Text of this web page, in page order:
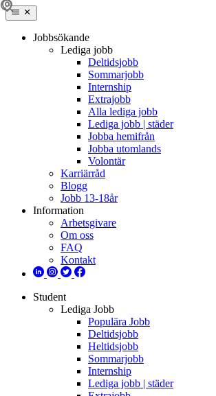
Jobbsökande
Lediga jobb
Deltidsjobb
Sommarjobb
Internship
Extrajobb
Alla lediga jobb
Lediga jobb | städer
Jobba hemifrån
Jobba utomlands
Volontär
Karriärråd
Blogg
Jobb 13-18år
Information
Arbetsgivare
Om oss
FAQ
Kontakt
Student
Lediga Jobb
Populära Jobb
Deltidsjobb
Heltidsjobb
Sommarjobb
Internship
Lediga jobb | städer